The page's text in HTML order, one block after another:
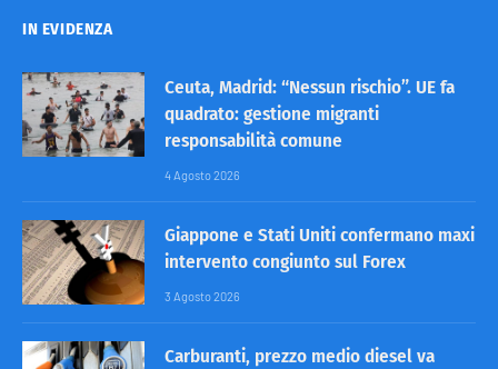
IN EVIDENZA
Ceuta, Madrid: “Nessun rischio”. UE fa
quadrato: gestione migranti
responsabilità comune
4 Agosto 2026
Giappone e Stati Uniti confermano maxi
intervento congiunto sul Forex
3 Agosto 2026
Carburanti, prezzo medio diesel va